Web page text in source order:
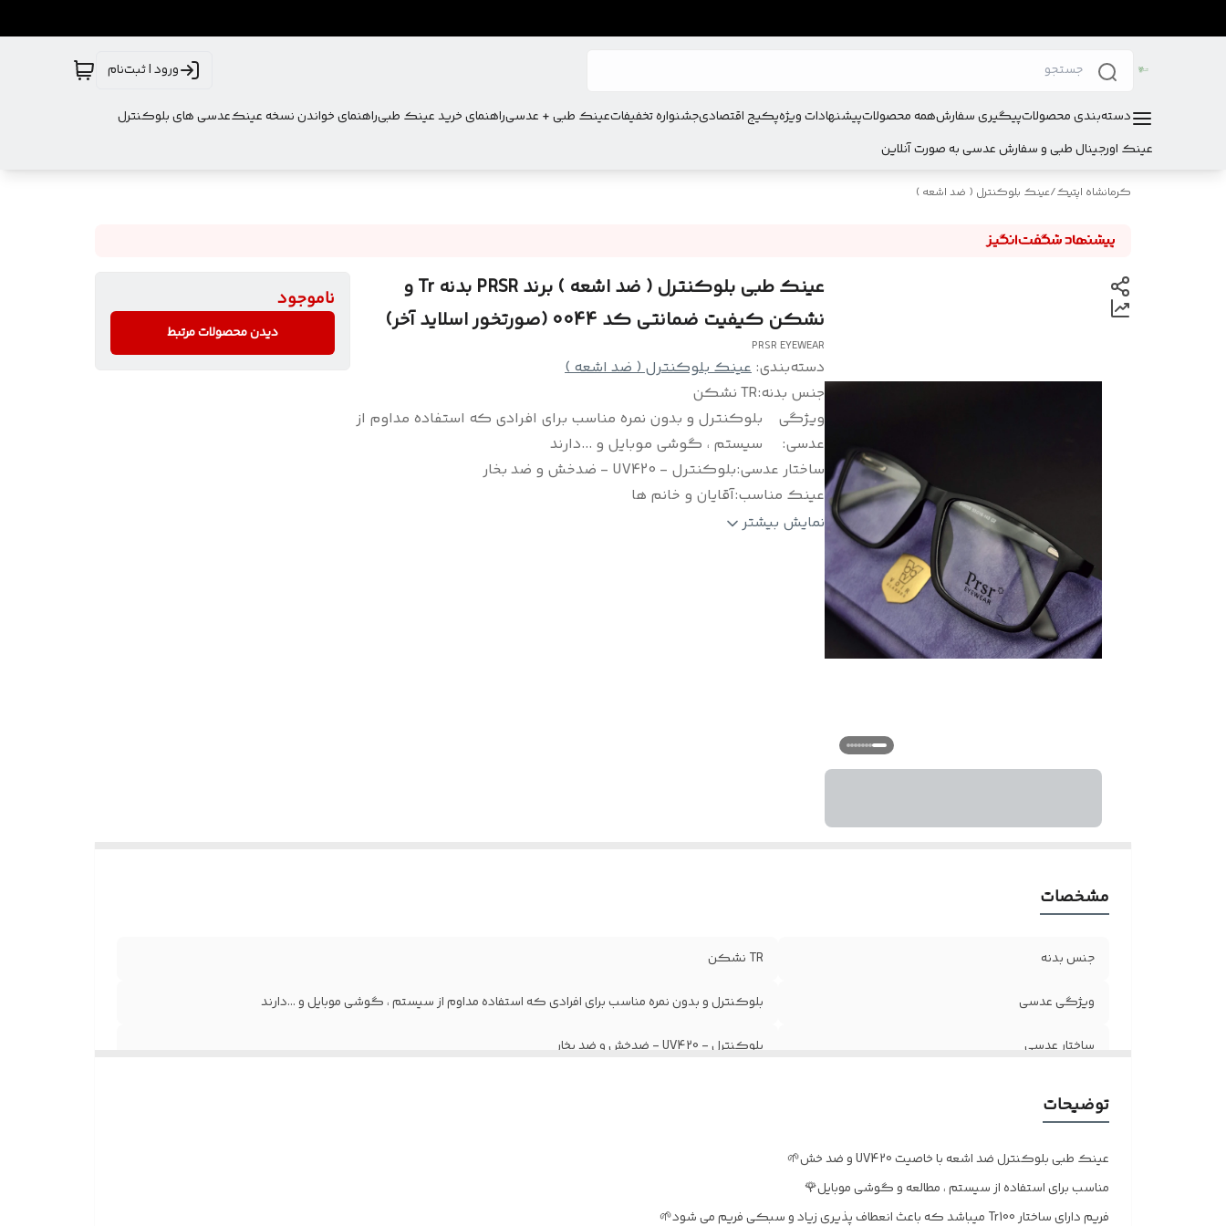
ورود | ثبت‌نام
دسته‌بندی محصولاتپیگیری سفارشهمه محصولاتپیشنهادات ویژهپکیج اقتصادیجشنواره تخفیفاتعینک طبی + عدسیراهنمای خرید عینک طبیراهنمای خواندن نسخه عینکعدسی های بلوکنترل
عینک اورجینال طبی و سفارش عدسی به صورت آنلاین
کرمانشاه اپتیک/عینک بلوکنترل ( ضد اشعه )
عینک طبی بلوکنترل ( ضد اشعه ) برند PRSR بدنه Tr و
نشکن کیفیت ضمانتی کد 0044 (صورتخور اسلاید آخر)
PRSR EYEWEAR
دسته‌بندی: عینک بلوکنترل ( ضد اشعه )
جنس بدنه:TR نشکن
ویژگی
عدسی:
بلوکنترل و بدون نمره مناسب برای افرادی که استفاده مداوم از
سیستم ، گوشی موبایل و ...دارند
ساختار عدسی:بلوکنترل - UV420 - ضدخش و ضد بخار
عینک مناسب:آقایان و خانم ها
رنگبندی:در دو رنگ : مشکی و قهوه اینمایش بیشتر
ناموجود
دیدن محصولات مرتبط
مشخصات
جنس بدنه TR نشکن
ویژگی عدسی بلوکنترل و بدون نمره مناسب برای افرادی که استفاده مداوم از سیستم ، گوشی موبایل و ...دارند
ساختار عدسی بلوکنترل - UV420 - ضدخش و ضد بخار
توضیحات
عینک طبی بلوکنترل ضد اشعه با خاصیت UV420 و ضد خش🌱
مناسب برای استفاده از سیستم ، مطالعه و گوشی موبایل🌹
فریم دارای ساختار Tr100 میباشد که باعث انعطاف پذیری زیاد و سبکی فریم می شود🌱